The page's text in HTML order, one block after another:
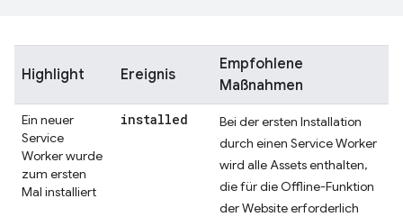
Highlight Ereignis
Empfohlene
Maßnahmen
Ein neuer
Service
Worker wurde
zum ersten
Mal installiert
installed
Bei der ersten Installation
durch einen Service Worker
wird alle Assets enthalten,
die für die Offline-Funktion
der Website erforderlich